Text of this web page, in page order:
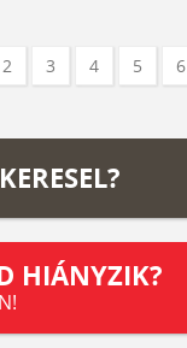
2 3 4 5 6
HIÁNYZIK?